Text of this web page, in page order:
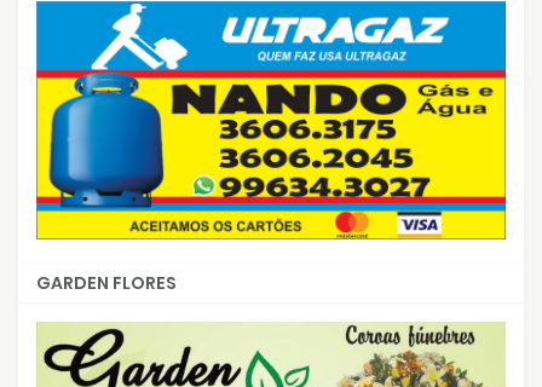
GARDEN FLORES